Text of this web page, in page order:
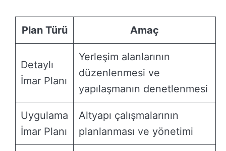
Plan Türü Amaç
Detaylı
İmar Planı
Yerleşim alanlarının
düzenlenmesi ve
yapılaşmanın denetlenmesi
Uygulama
İmar Planı
Altyapı çalışmalarının
planlanması ve yönetimi